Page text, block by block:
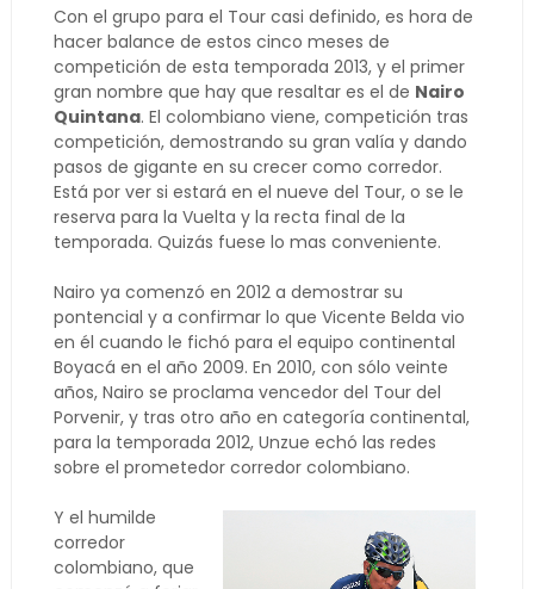
Con el grupo para el Tour casi definido, es hora de
hacer balance de estos cinco meses de
competición de esta temporada 2013, y el primer
gran nombre que hay que resaltar es el de Nairo
Quintana. El colombiano viene, competición tras
competición, demostrando su gran valía y dando
pasos de gigante en su crecer como corredor.
Está por ver si estará en el nueve del Tour, o se le
reserva para la Vuelta y la recta final de la
temporada. Quizás fuese lo mas conveniente.
Nairo ya comenzó en 2012 a demostrar su
pontencial y a confirmar lo que Vicente Belda vio
en él cuando le fichó para el equipo continental
Boyacá en el año 2009. En 2010, con sólo veinte
años, Nairo se proclama vencedor del Tour del
Porvenir, y tras otro año en categoría continental,
para la temporada 2012, Unzue echó las redes
sobre el prometedor corredor colombiano.
Y el humilde
corredor
colombiano, que